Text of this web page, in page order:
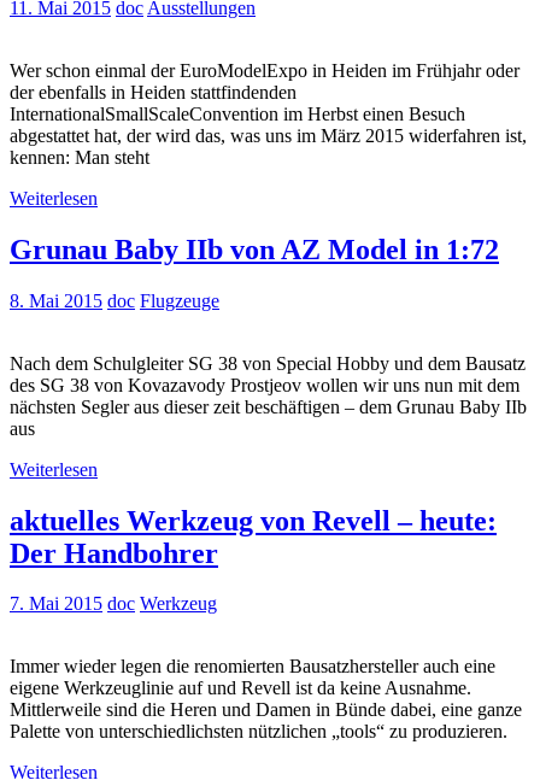
11. Mai 2015 doc Ausstellungen
Wer schon einmal der EuroModelExpo in Heiden im Frühjahr oder
der ebenfalls in Heiden stattfindenden
InternationalSmallScaleConvention im Herbst einen Besuch
abgestattet hat, der wird das, was uns im März 2015 widerfahren ist,
kennen: Man steht
Weiterlesen
Grunau Baby IIb von AZ Model in 1:72
8. Mai 2015 doc Flugzeuge
Nach dem Schulgleiter SG 38 von Special Hobby und dem Bausatz
des SG 38 von Kovazavody Prostjeov wollen wir uns nun mit dem
nächsten Segler aus dieser zeit beschäftigen – dem Grunau Baby IIb
aus
Weiterlesen
aktuelles Werkzeug von Revell – heute:
Der Handbohrer
7. Mai 2015 doc Werkzeug
Immer wieder legen die renomierten Bausatzhersteller auch eine
eigene Werkzeuglinie auf und Revell ist da keine Ausnahme.
Mittlerweile sind die Heren und Damen in Bünde dabei, eine ganze
Palette von unterschiedlichsten nützlichen „tools“ zu produzieren.
Weiterlesen